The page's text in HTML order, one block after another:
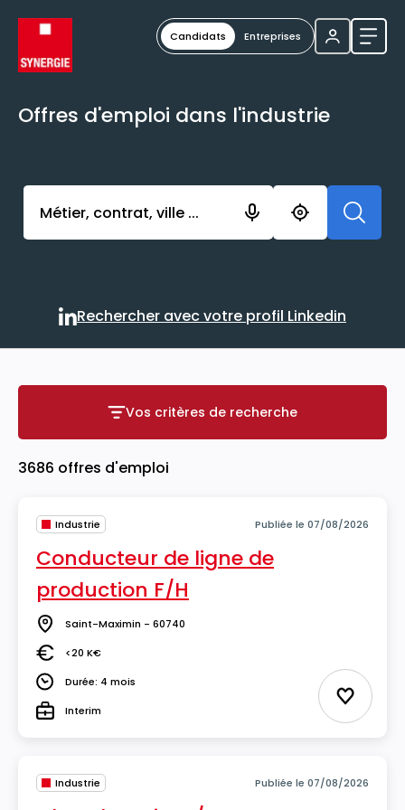
Candidats Entreprises
Offres d'emploi dans l'industrie
Activer l’élément pour lancer l’enregistrement.
Rechercher avec votre
Rechercher avec votre profil Linkedin
Vos critères de recherche
Vos critères de recherche
3686 offres d'emploi
Industrie Publiée le 07/08/2026
Conducteur de ligne de
production F/H
Lieu Saint-Maximin - 60740
Salaire<20 K€
DuréeDurée: 4 mois
TypeInterim Ajouter
Industrie Publiée le 07/08/2026